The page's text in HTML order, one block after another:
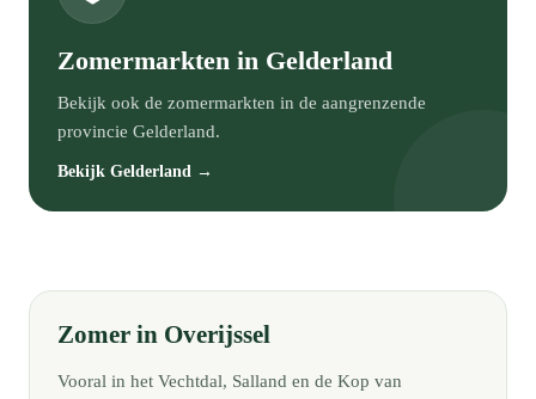
Zomermarkten in Gelderland
Bekijk ook de zomermarkten in de aangrenzende
provincie Gelderland.
Bekijk Gelderland →
Zomer in Overijssel
Vooral in het Vechtdal, Salland en de Kop van